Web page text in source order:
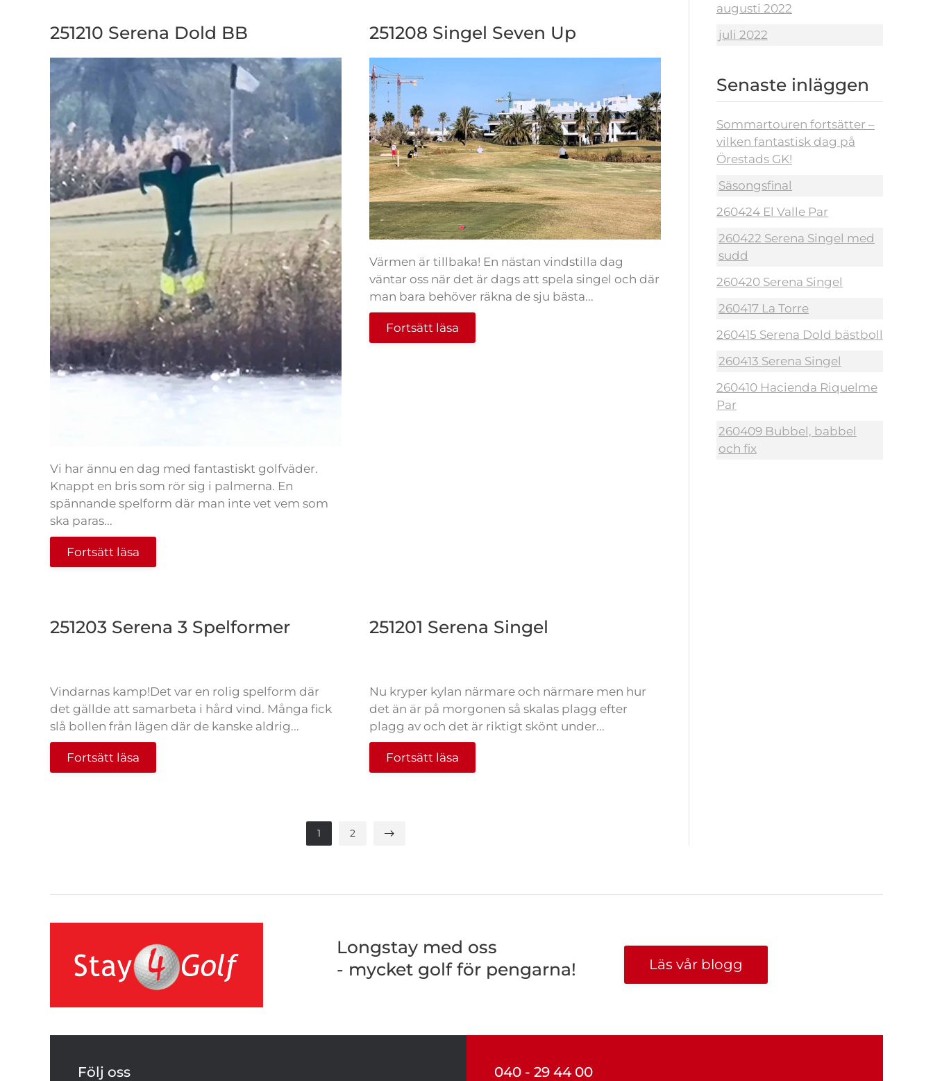
251210 Serena Dold BB
Vi har ännu en dag med fantastiskt golfväder.
Knappt en bris som rör sig i palmerna. En
spännande spelform där man inte vet vem som
ska paras...
Fortsätt läsa
251208 Singel Seven Up
Värmen är tillbaka! En nästan vindstilla dag
väntar oss när det är dags att spela singel och där
man bara behöver räkna de sju bästa...
Fortsätt läsa
251203 Serena 3 Spelformer
Vindarnas kamp!Det var en rolig spelform där
det gällde att samarbeta i hård vind. Många fick
slå bollen från lägen där de kanske aldrig...
Fortsätt läsa
251201 Serena Singel
Nu kryper kylan närmare och närmare men hur
det än är på morgonen så skalas plagg efter
plagg av och det är riktigt skönt under...
Fortsätt läsa
1 2
augusti 2022
juli 2022
Senaste inläggen
Sommartouren fortsätter –
vilken fantastisk dag på
Örestads GK!
Säsongsfinal
260424 El Valle Par
260422 Serena Singel med
sudd
260420 Serena Singel
260417 La Torre
260415 Serena Dold bästboll
260413 Serena Singel
260410 Hacienda Riquelme
Par
260409 Bubbel, babbel
och fix
Longstay med oss
- mycket golf för pengarna!
Läs vår blogg
Följ oss 040 - 29 44 00